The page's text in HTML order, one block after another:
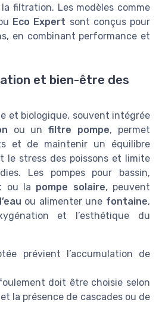
filtration. Les modèles comme
Eco Expert sont conçus pour
en combinant performance et
et bien-être des
et biologique, souvent intégrée
ou unfiltre pompe, permet
et de maintenir un équilibre
le stress des poissons et limite
Les pompes pour bassin,
ou la pompe solaire, peuvent
ou alimenter une fontaine,
et l’esthétique du
prévient l’accumulation de
doit être choisie selon
la présence de cascades ou de